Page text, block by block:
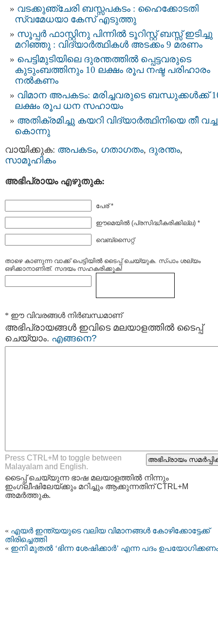
വടക്കുഞ്ചേരി ബസ്സപകടം : ഹൈക്കോടതി
സ്വമേധയാ കേസ് എടുത്തു
സൂപ്പര്‍ ഫാസ്റ്റിനു പിന്നില്‍ ടൂറിസ്റ്റ് ബസ്സ് ഇടിച്ചു
മറിഞ്ഞു : വിദ്യാർത്ഥികൾ അടക്കം 9 മരണം
പെട്ടിമുടിയിലെ ദുരന്തത്തില്‍ പ്പെട്ടവരുടെ
കുടുംബത്തിനും 10 ലക്ഷം രൂപ നഷ്ട പരിഹാരം
നൽകണം
വിമാന അപകടം: മരിച്ചവരുടെ ബന്ധുക്കള്‍ക്ക്
ലക്ഷം രൂപ ധന സഹായം
അതിക്രമിച്ചു കയറി വിദ്യാര്‍ത്ഥിനിയെ തീ
കൊന്നു
വായിക്കുക: അപകടം, ഗതാഗതം, ദുരന്തം,
സാമൂഹികം
അഭിപ്രായം എഴുതുക:
പേര് *
ഈമെയില്‍ (പ്രസിദ്ധീകരിക്കില്ല) *
വെബ്സൈറ്റ്
താഴെ കാണുന്ന വാക്ക് പെട്ടിയില്‍ ടൈപ്പ്‌ ചെയ്യുക. സ്പാം ശല്യം
ഒഴിക്കാനാണിത്. സദയം സഹകരിക്കുക!
* ഈ വിവരങ്ങള്‍ നിര്‍ബന്ധമാണ്
അഭിപ്രായങ്ങള്‍ ഇവിടെ മലയാളത്തില്‍ ടൈപ്പ്
ചെയ്യാം. എങ്ങനെ?
Press CTRL+M to toggle between
Malayalam and English.
ടൈപ്പ്‌ ചെയ്യുന്ന ഭാഷ മലയാളത്തില്‍ നിന്നും
ഇംഗ്ലീഷിലേയ്ക്കും മറിച്ചും ആക്കുന്നതിന് CTRL+M
അമര്‍ത്തുക.
« എയര്‍ ഇന്ത്യയുടെ വലിയ വിമാനങ്ങള്‍ കോഴിക്കോട്ടേക്ക്
തിരിച്ചെത്തി
« ഇനി മുതല്‍ ‘ഭിന്ന ശേഷിക്കാർ’ എന്ന പദം